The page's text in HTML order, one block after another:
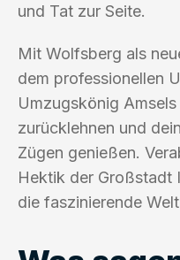
und Tat zur Seite.
Mit Wolfsberg als
dem professionellen
Umzugskönig
zurücklehnen und
Zügen genießen.
Hektik der Großstadt
die faszinierende